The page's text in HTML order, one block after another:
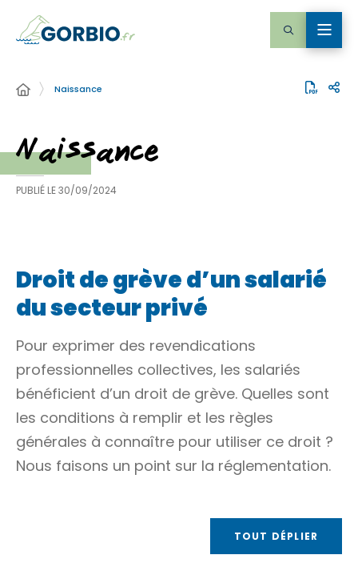
Naissance
Naissance
PUBLIÉ LE30/09/2024
Droit de grève d’un salarié
du secteur privé
Pour exprimer des revendications
professionnelles collectives, les salariés
bénéficient d’un droit de grève. Quelles sont
les conditions à remplir et les règles
générales à connaître pour utiliser ce droit ?
Nous faisons un point sur la réglementation.
TOUT DÉPLIER